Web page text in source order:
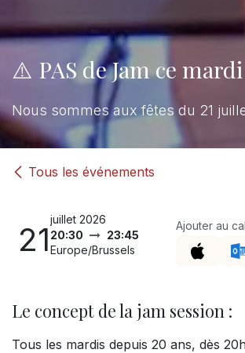
⚠️ PAS de Jam ce
Nous sommes aux fêtes du 21
Tous les événements
21
juillet 2026
20:30
23:45
Europe/Brussels
Ajouter au
Le concept de la jam session :
Tous les mardis depuis 20 ans, dès